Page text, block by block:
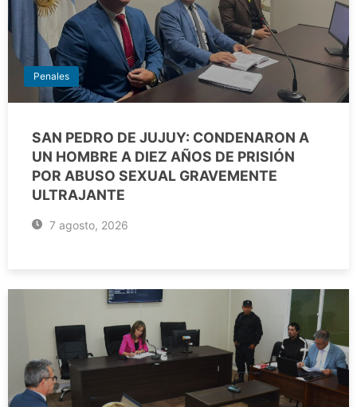
Penales
SAN PEDRO DE JUJUY: CONDENARON A
UN HOMBRE A DIEZ AÑOS DE PRISIÓN
POR ABUSO SEXUAL GRAVEMENTE
ULTRAJANTE
7 agosto, 2026